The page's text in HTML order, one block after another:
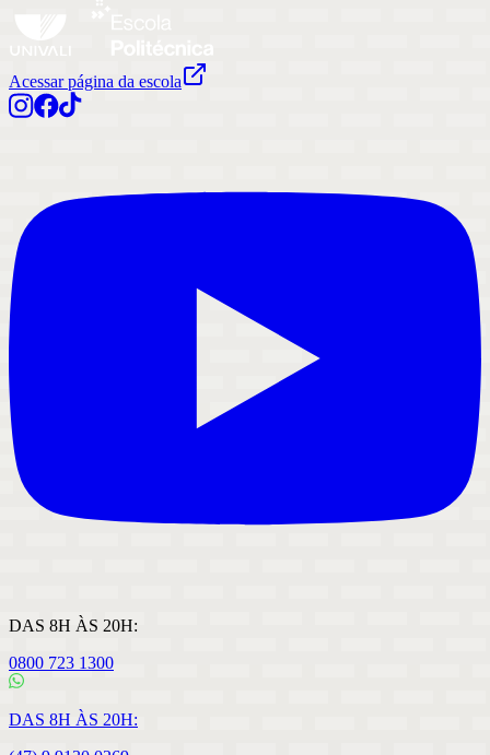
Acessar página da escola
DAS 8H ÀS 20H:
0800 723 1300
DAS 8H ÀS 20H: